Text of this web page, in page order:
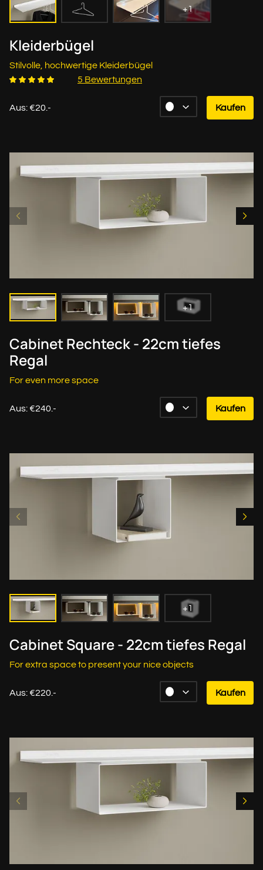
+1
Kleiderbügel
Stilvolle, hochwertige Kleiderbügel
5 Bewertungen
Aus: €20.- Kaufen
+1
Cabinet Rechteck - 22cm tiefes
Regal
For even more space
Aus: €240.- Kaufen
+1
Cabinet Square - 22cm tiefes Regal
For extra space to present your nice objects
Aus: €220.- Kaufen